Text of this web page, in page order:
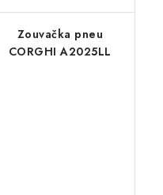
Zouvačka pneu
CORGHI A2025LL